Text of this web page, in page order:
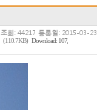
조회:44217 등록일:2015-03-23
(110.7KB) Download: 107,